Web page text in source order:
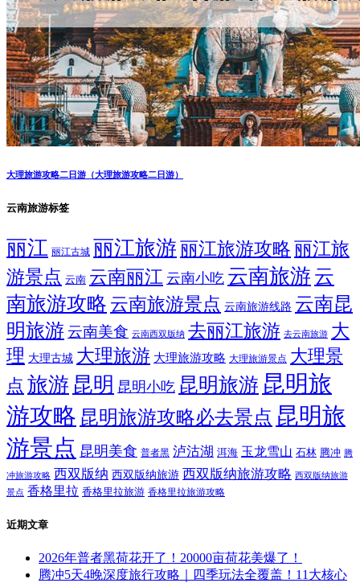
大理旅游攻略二日游（大理旅游攻略二日游）
云南旅游标签
丽江 丽江古城 丽江旅游 丽江旅游攻略 丽江旅
游景点 云南 云南丽江 云南小吃 云南旅游 云
南旅游攻略 云南旅游景点 云南旅游线路 云南昆
明旅游 云南美食 云南西双版纳 去丽江旅游 去云南旅游 大
理 大理古城 大理旅游 大理旅游攻略 大理旅游景点 大理景
点 旅游 昆明 昆明小吃 昆明旅游 昆明旅
游攻略 昆明旅游攻略必去景点 昆明旅
游景点 昆明美食 普者黑 泸沽湖 洱海 玉龙雪山 石林 腾冲 腾
冲旅游攻略 西双版纳 西双版纳旅游 西双版纳旅游攻略 西双版纳旅游
景点 香格里拉 香格里拉旅游 香格里拉旅游攻略
近期文章
2026年普者黑荷花开了！20000亩荷花美爆了！
腾冲5天4晚深度旅行攻略｜四季玩法全覆盖！11大核心